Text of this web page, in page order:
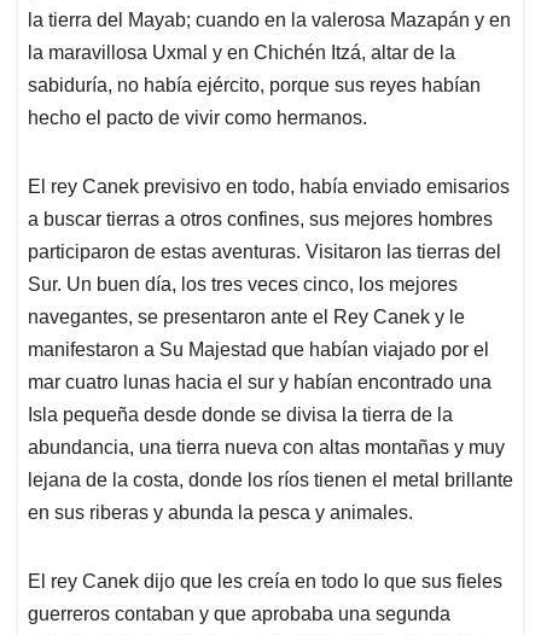
la tierra del Mayab; cuando en la valerosa Mazapán y en
la maravillosa Uxmal y en Chichén Itzá, altar de la
sabiduría, no había ejército, porque sus reyes habían
hecho el pacto de vivir como hermanos.
El rey Canek previsivo en todo, había enviado emisarios
a buscar tierras a otros confines, sus mejores hombres
participaron de estas aventuras. Visitaron las tierras del
Sur. Un buen día, los tres veces cinco, los mejores
navegantes, se presentaron ante el Rey Canek y le
manifestaron a Su Majestad que habían viajado por el
mar cuatro lunas hacia el sur y habían encontrado una
Isla pequeña desde donde se divisa la tierra de la
abundancia, una tierra nueva con altas montañas y muy
lejana de la costa, donde los ríos tienen el metal brillante
en sus riberas y abunda la pesca y animales.
El rey Canek dijo que les creía en todo lo que sus fieles
guerreros contaban y que aprobaba una segunda